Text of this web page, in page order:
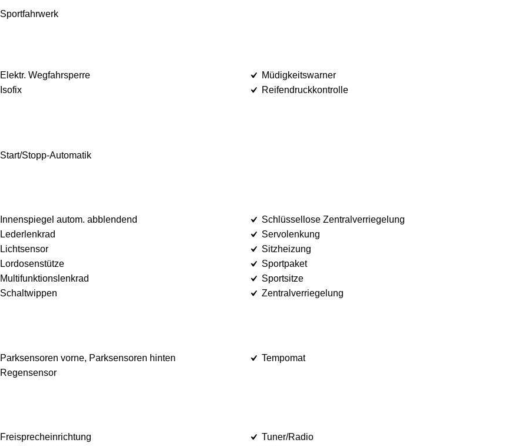
Sportfahrwerk
Elektr. Wegfahrsperre
Isofix
Müdigkeitswarner
Reifendruckkontrolle
Start/Stopp-Automatik
Innenspiegel autom. abblendend
Lederlenkrad
Lichtsensor
Lordosenstütze
Multifunktionslenkrad
Schaltwippen
Schlüssellose Zentralverriegelung
Servolenkung
Sitzheizung
Sportpaket
Sportsitze
Zentralverriegelung
Parksensoren vorne, Parksensoren hinten
Regensensor
Tempomat
Freisprecheinrichtung
Tuner/Radio